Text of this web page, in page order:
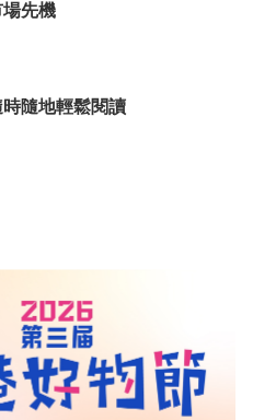
先機
隨地輕鬆閱讀